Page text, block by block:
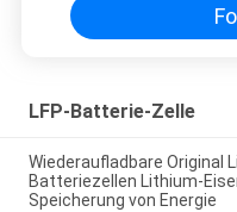
LFP-Batterie-Zelle
Wiederaufladbare Original
Batteriezellen Lithium-
Speicherung von Energie